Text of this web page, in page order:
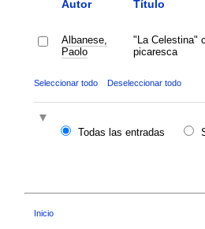
Autor Título
Albanese,
Paolo
"La Celestina"
picaresca
Seleccionar todo Deseleccionar todo
Todas las entradas
Inicio